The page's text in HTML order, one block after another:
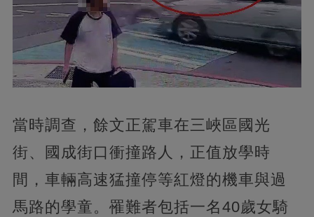
當時調查，餘文正駕車在三峽區國光
街、國成街口衝撞路人，正值放學時
間，車輛高速猛撞停等紅燈的機車與過
馬路的學童。罹難者包括一名40歲女騎